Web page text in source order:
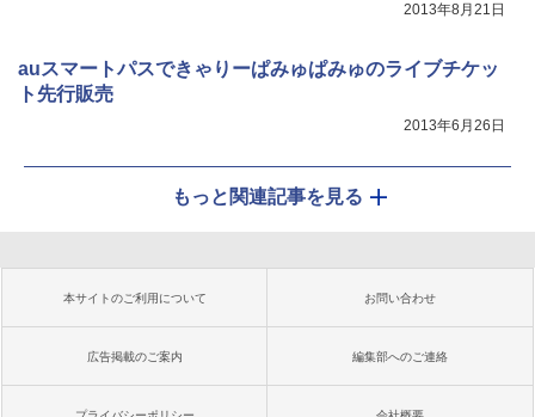
2013年8月21日
auスマートパスできゃりーぱみゅぱみゅのライブチケッ
ト先行販売
2013年6月26日
もっと関連記事を見る
本サイトのご利用について お問い合わせ
広告掲載のご案内 編集部へのご連絡